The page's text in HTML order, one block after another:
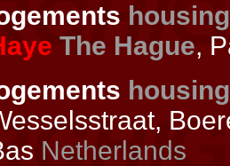
housing
The Hague,
housing
Netherlands